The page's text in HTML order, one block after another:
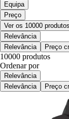
Equipa
Preço
Ver os 10000 produtos
Relevância
Relevância
Preço
10000 produtos
Ordenar por
Relevância
Relevância
Preço